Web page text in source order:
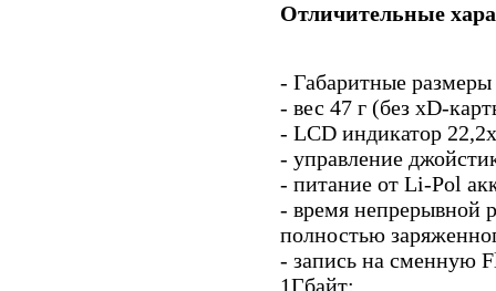
Отличительные
- Габаритные
- вес 47 г (без xD-
- LCD индикатор
- управление
- питание от Li-Pol
- время непрерывной
полностью
- запись на сменную
1Гбайт;